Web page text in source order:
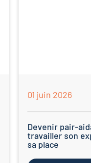
01 juin 2026
Devenir pair-
travailler son
sa place